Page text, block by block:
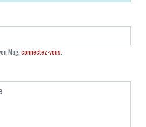
Mag, connectez-vous.